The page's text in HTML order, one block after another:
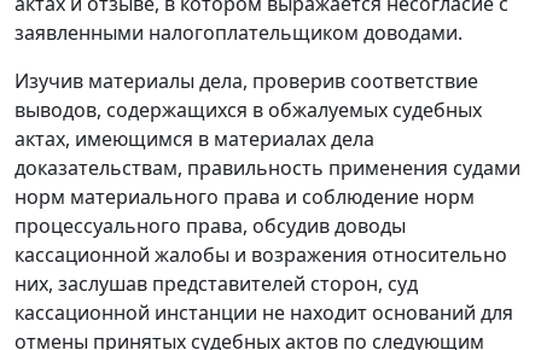
заявленными налогоплательщиком доводами.
Изучив материалы дела, проверив соответствие
выводов, содержащихся в обжалуемых судебных
актах, имеющимся в материалах дела
доказательствам, правильность применения судами
норм материального права и соблюдение норм
процессуального права, обсудив доводы
кассационной жалобы и возражения относительно
них, заслушав представителей сторон, суд
кассационной инстанции не находит оснований для
отмены принятых судебных актов по следующим